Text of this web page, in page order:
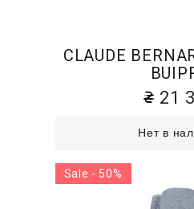
CLAUDE
21
Нет в
Sale - 50%